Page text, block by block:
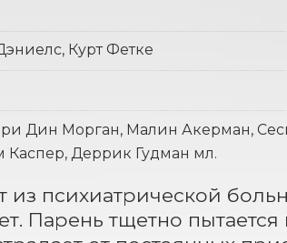
Курт Фетке
Дин Морган, Малин Акерман,
Каспер, Деррик Гудман мл.
психиатрической
Парень тщетно пытается